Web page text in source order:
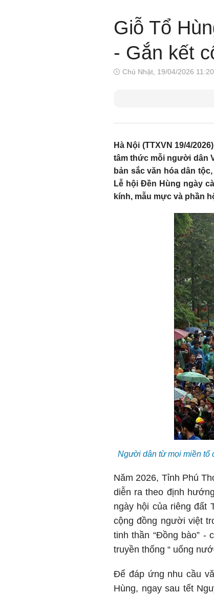
Giỗ Tổ
- Gắn kết
Chủ Nhật, 19/04/2026
Hà Nội (TTXVN 19/4/
tâm thức mỗi người dân
bản sắc văn hóa dân
Lễ hội Đền Hùng ngày
kính, mẫu mực và phần
Người dân từ mọi miền tổ
Năm 2026, Tỉnh Phú
diễn ra theo định
ngày hội của riêng đất
cộng đồng người việt
tinh thần “Đồng bào” -
truyền thống “ uống
Để đáp ứng nhu cầu
Hùng, ngay sau tết